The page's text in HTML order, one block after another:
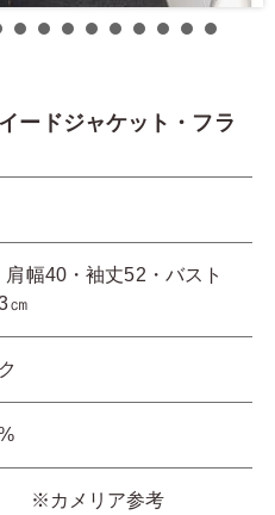
ードジャケット・フラ
幅40・袖丈52・バスト
㎝
※カメリア参考